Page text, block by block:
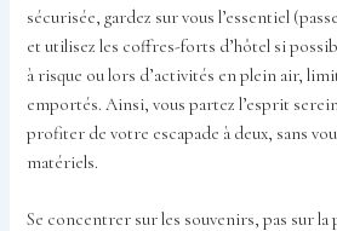
sécurisée, gardez sur vous l’essentiel
et utilisez les coffres-forts d’hôtel si
à risque ou lors d’activités en plein air,
emportés. Ainsi, vous partez l’esprit
profiter de votre escapade à deux, sans
matériels.
Se concentrer sur les souvenirs, pas sur la